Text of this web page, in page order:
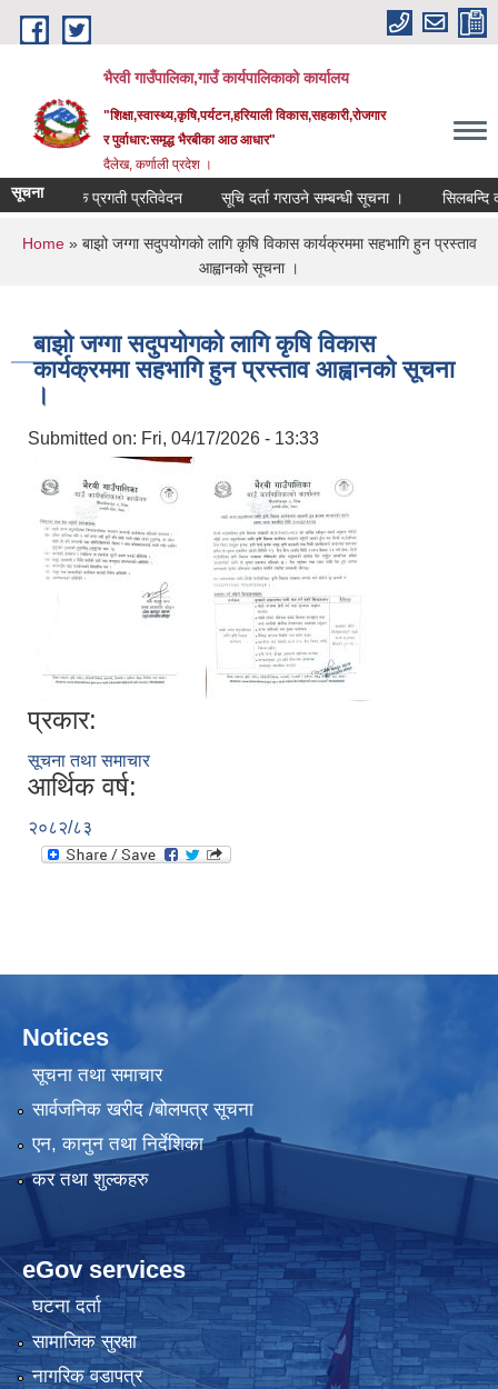
Skip to main content
भैरवी गाउँपालिका,गाउँ कार्यपालिकाको कार्यालय
"शिक्षा,स्वास्थ्य,कृषि,पर्यटन,हरियाली विकास,सहकारी,रोजगार
र पुर्वाधार:समृद्ध भैरबीका आठ आधार"
दैलेख, कर्णाली प्रदेश ।
सूचना प्रगती प्रतिवेदन सूचि दर्ता गराउने सम्बन्धी सूचना । सिलबन्दि
You are here
Home» बाझो जग्गा सदुपयोगको लागि कृषि विकास कार्यक्रममा सहभागि हुन प्रस्ताव
आह्वानको सूचना ।
बाझो जग्गा सदुपयोगको लागि कृषि विकास
कार्यक्रममा सहभागि हुन प्रस्ताव आह्वानको सूचना
।
Submitted on: Fri, 04/17/2026 - 13:33
प्रकार:
सूचना तथा समाचार
आर्थिक वर्ष:
२०८२/८३
Notices
सूचना तथा समाचार
सार्वजनिक खरीद /बोलपत्र सूचना
एन, कानुन तथा निर्देशिका
कर तथा शुल्कहरु
eGov services
घटना दर्ता
सामाजिक सुरक्षा
नागरिक वडापत्र